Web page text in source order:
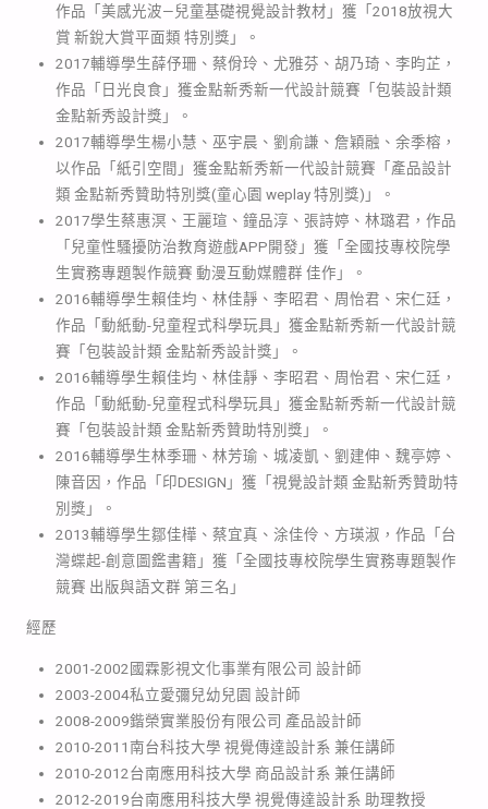
作品「美感光波—兒童基礎視覺設計教材」獲「2018放視大
賞 新銳大賞平面類 特別獎」。
2017輔導學生薛伃珊、蔡佾玲、尤雅芬、胡乃琦、李昀芷，
作品「日光良食」獲金點新秀新一代設計競賽「包裝設計類
金點新秀設計獎」。
2017輔導學生楊小慧、巫宇晨、劉俞謙、詹穎融、余季榕，
以作品「紙引空間」獲金點新秀新一代設計競賽「產品設計
類 金點新秀贊助特別獎(童心園 weplay 特別獎)」。
2017學生蔡惠溟、王麗瑄、鐘品淳、張詩婷、林璐君，作品
「兒童性騷擾防治教育遊戲APP開發」獲「全國技專校院學
生實務專題製作競賽 動漫互動媒體群 佳作」。
2016輔導學生賴佳均、林佳靜、李昭君、周怡君、宋仁廷，
作品「動紙動-兒童程式科學玩具」獲金點新秀新一代設計競
賽「包裝設計類 金點新秀設計獎」。
2016輔導學生賴佳均、林佳靜、李昭君、周怡君、宋仁廷，
作品「動紙動-兒童程式科學玩具」獲金點新秀新一代設計競
賽「包裝設計類 金點新秀贊助特別獎」。
2016輔導學生林季珊、林芳瑜、城凌凱、劉建伸、魏亭婷、
陳音因，作品「印DESIGN」獲「視覺設計類 金點新秀贊助特
別獎」。
2013輔導學生鄒佳樺、蔡宜真、涂佳伶、方瑛淑，作品「台
灣蝶起-創意圖鑑書籍」獲「全國技專校院學生實務專題製作
競賽 出版與語文群 第三名」
經歷
2001-2002國霖影視文化事業有限公司 設計師
2003-2004私立愛彌兒幼兒園 設計師
2008-2009鍇榮實業股份有限公司 產品設計師
2010-2011南台科技大學 視覺傳達設計系 兼任講師
2010-2012台南應用科技大學 商品設計系 兼任講師
2012-2019台南應用科技大學 視覺傳達設計系 助理教授